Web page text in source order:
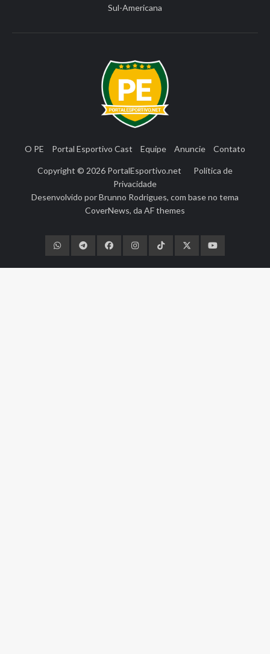
Sul-Americana
O PE Portal Esportivo Cast Equipe Anuncie Contato
Copyright © 2026 PortalEsportivo.net
Política de
Privacidade
Desenvolvido porBrunno Rodrigues, com base no tema
CoverNews, da AF themes